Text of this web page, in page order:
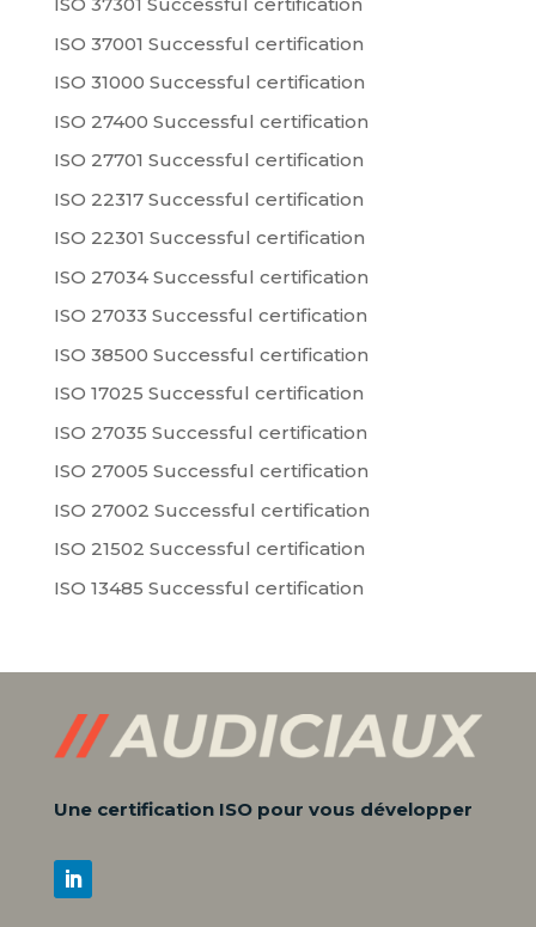
ISO 37301 Successful certification
ISO 37001 Successful certification
ISO 31000 Successful certification
ISO 27400 Successful certification
ISO 27701 Successful certification
ISO 22317 Successful certification
ISO 22301 Successful certification
ISO 27034 Successful certification
ISO 27033 Successful certification
ISO 38500 Successful certification
ISO 17025 Successful certification
ISO 27035 Successful certification
ISO 27005 Successful certification
ISO 27002 Successful certification
ISO 21502 Successful certification
ISO 13485 Successful certification
Une certification ISO pour vous développer